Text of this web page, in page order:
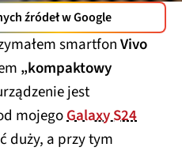
źródeł w Google
smartfonVivo
„kompaktowy
jest
mojegoGalaxy S24
duży, a przy tym